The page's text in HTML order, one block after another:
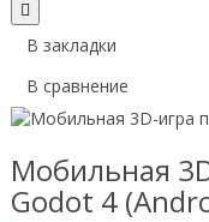
В закладки
В сравнение
Мобильная
Godot 4